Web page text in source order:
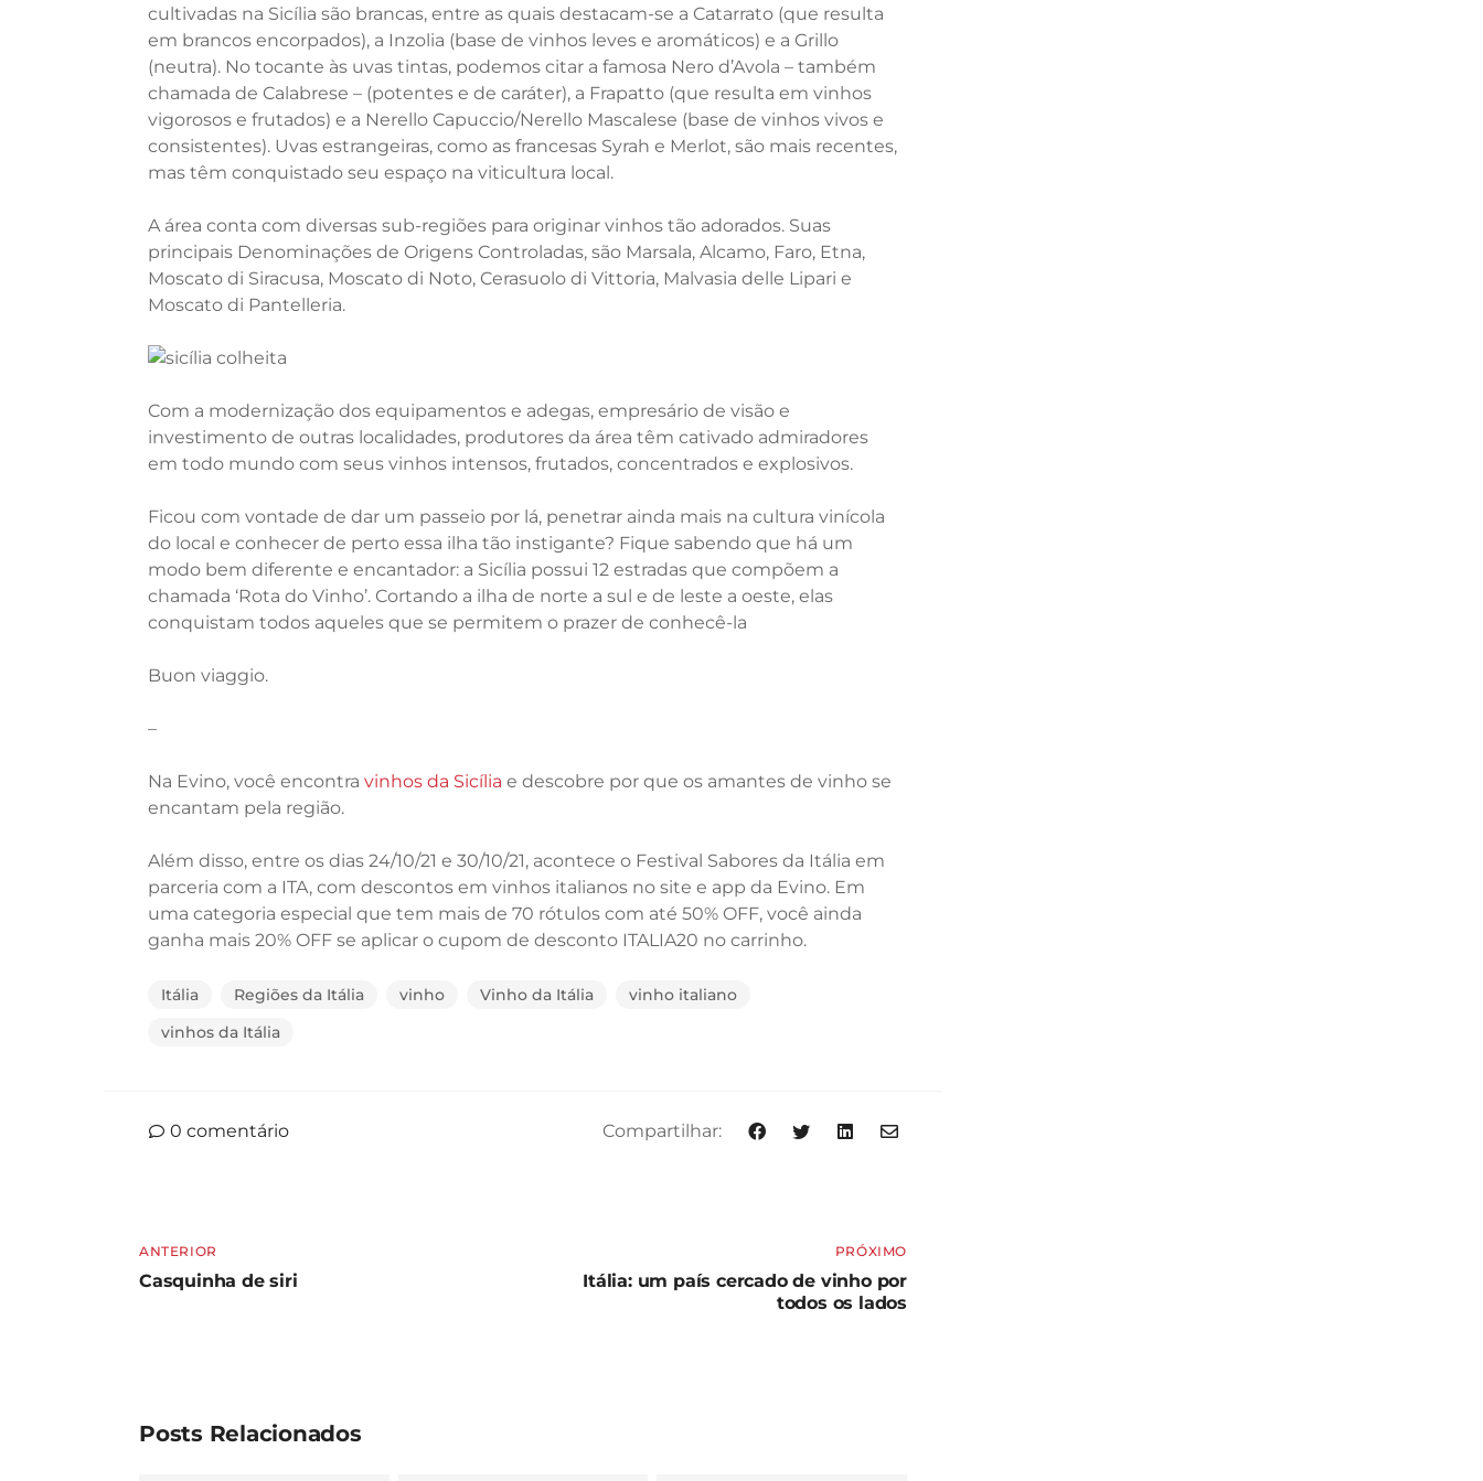
cultivadas na Sicília são brancas, entre as quais destacam-se a Catarrato (que resulta
em brancos encorpados), a Inzolia (base de vinhos leves e aromáticos) e a Grillo
(neutra). No tocante às uvas tintas, podemos citar a famosa Nero d’Avola – também
chamada de Calabrese – (potentes e de caráter), a Frapatto (que resulta em vinhos
vigorosos e frutados) e a Nerello Capuccio/Nerello Mascalese (base de vinhos vivos e
consistentes). Uvas estrangeiras, como as francesas Syrah e Merlot, são mais recentes,
mas têm conquistado seu espaço na viticultura local.
A área conta com diversas sub-regiões para originar vinhos tão adorados. Suas
principais Denominações de Origens Controladas, são Marsala, Alcamo, Faro, Etna,
Moscato di Siracusa, Moscato di Noto, Cerasuolo di Vittoria, Malvasia delle Lipari e
Moscato di Pantelleria.
Com a modernização dos equipamentos e adegas, empresário de visão e
investimento de outras localidades, produtores da área têm cativado admiradores
em todo mundo com seus vinhos intensos, frutados, concentrados e explosivos.
Ficou com vontade de dar um passeio por lá, penetrar ainda mais na cultura vinícola
do local e conhecer de perto essa ilha tão instigante? Fique sabendo que há um
modo bem diferente e encantador: a Sicília possui 12 estradas que compõem a
chamada ‘Rota do Vinho’. Cortando a ilha de norte a sul e de leste a oeste, elas
conquistam todos aqueles que se permitem o prazer de conhecê-la
Buon viaggio.
–
Na Evino, você encontra vinhos da Sicília e descobre por que os amantes de vinho se
encantam pela região.
Além disso, entre os dias 24/10/21 e 30/10/21, acontece o Festival Sabores da Itália em
parceria com a ITA, com descontos em vinhos italianos no site e app da Evino. Em
uma categoria especial que tem mais de 70 rótulos com até 50% OFF, você ainda
ganha mais 20% OFF se aplicar o cupom de desconto ITALIA20 no carrinho.
Itália Regiões da Itália vinho Vinho da Itália
vinho italiano
vinhos da Itália
0 comentário Compartilhar:
ANTERIOR
Casquinha de siri
PRÓXIMO
Itália: um país cercado de vinho por
todos os lados
Posts Relacionados